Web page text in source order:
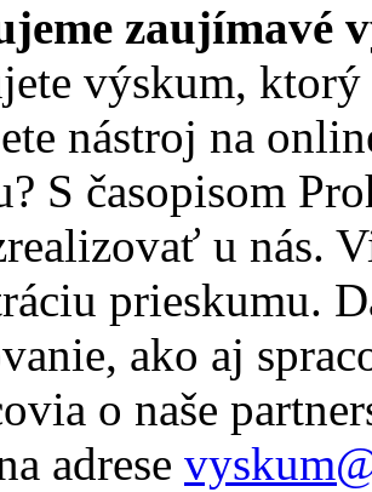
zaujímavé
výskum,
nástroj na
S časopisom
u nás.
prieskumu.
ako aj
o naše
adrese